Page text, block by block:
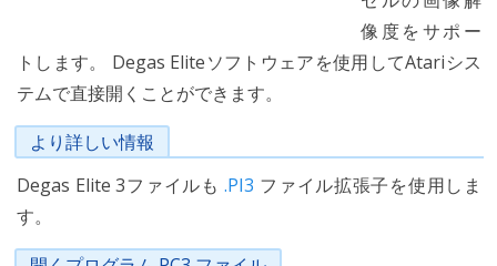
像度をサポー
トします。 Degas Eliteソフトウェアを使用してAtariシス
テムで直接開くことができます。
より詳しい情報
Degas Elite 3ファイルも.PI3 ファイル拡張子を使用しま
す。